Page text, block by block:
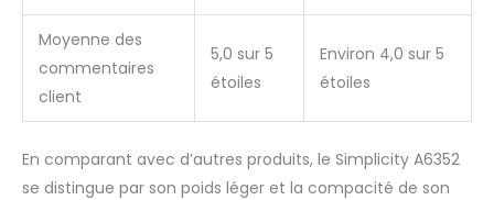
Moyenne des
commentaires
client
5,0 sur 5
étoiles
Environ 4,0 sur 5
étoiles
En comparant avec d’autres produits, le Simplicity A6352
se distingue par son poids léger et la compacité de son